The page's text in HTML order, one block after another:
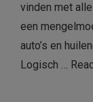
vinden met
een
auto’s en
Logisch …